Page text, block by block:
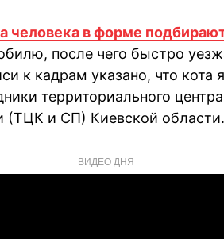
человека в форме
после чего быстро
к кадрам указано, что кота
территориального
(ТЦК и СП) Киевской области.
ВИДЕО ДНЯ